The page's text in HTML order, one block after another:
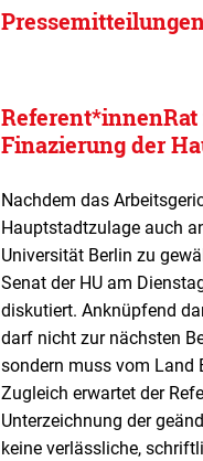
Finazierung der
Nachdem das
Hauptstadtzulage auch
Universität Berlin zu
Senat der HU am
diskutiert. Anknüpfend
darf nicht zur nächsten
sondern muss vom Land
Zugleich erwartet der
Unterzeichnung der
keine verlässliche,